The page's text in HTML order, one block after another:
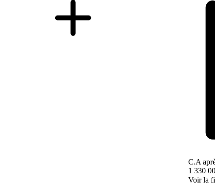
C.A
1 330
Voir la